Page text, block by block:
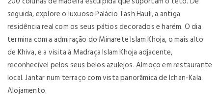
seguida, explore o luxuoso Palácio Tash Hauli, a antiga
residência real com os seus pátios decorados e harém. O dia
termina com a admiração do Minarete Islam Khoja, o mais alto
de Khiva, e a visita à Madraça Islam Khoja adjacente,
reconhecível pelos seus belos azulejos. Almoço em restaurante
local. Jantar num terraço com vista panorâmica de Ichan-Kala.
Alojamento.